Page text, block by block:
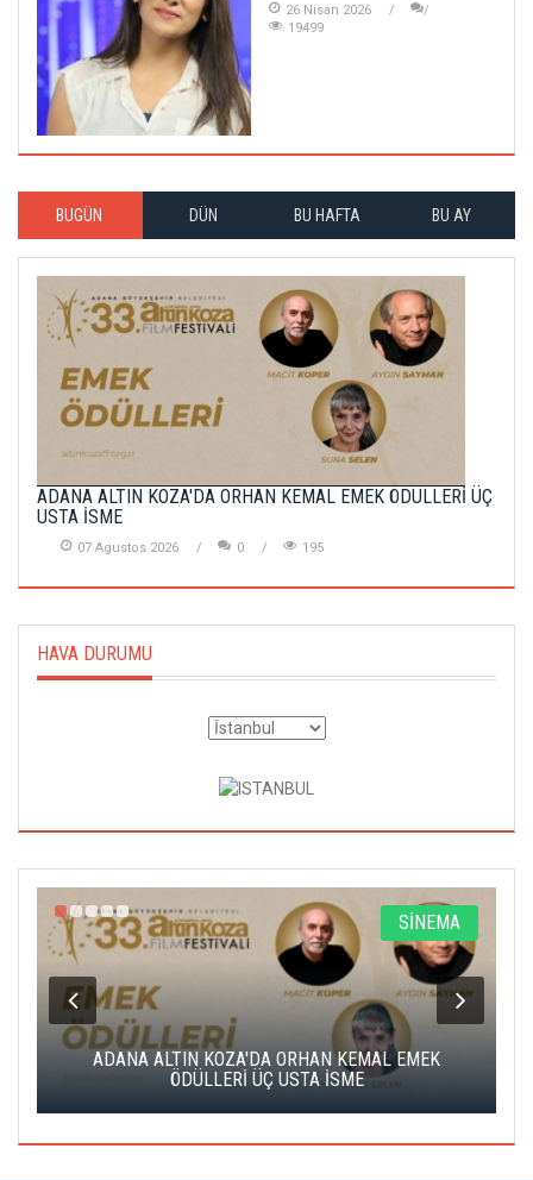
26 Nisan 2026
19499
BUGÜN DÜN BU HAFTA BU AY
ADANA ALTIN KOZA'DA ORHAN KEMAL EMEK ÖDÜLLERİ ÜÇ
USTA İSME
07 Agustos 2026 0 195
HAVA DURUMU
SİNEMA
ADANA ALTIN KOZA'DA ORHAN KEMAL EMEK
ÖDÜLLERİ ÜÇ USTA İSME